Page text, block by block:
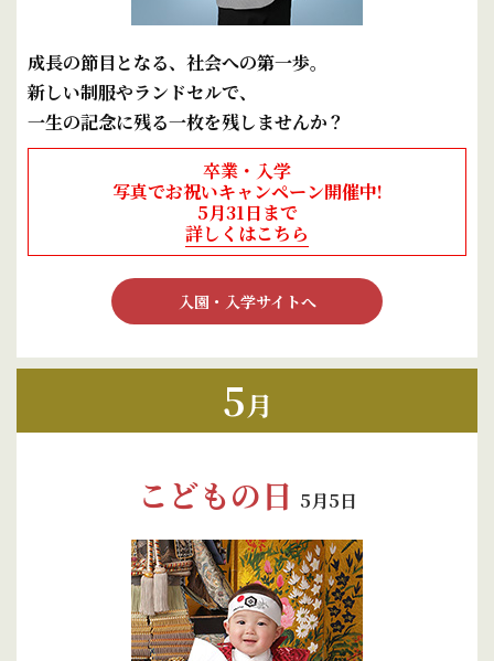
成長の節目となる、社会への第一歩。
新しい制服やランドセルで、
一生の記念に残る一枚を残しませんか？
卒業・入学
写真でお祝いキャンペーン開催中!
5月31日まで
詳しくはこちら
入園・入学サイトへ
5月
こどもの日 5月5日